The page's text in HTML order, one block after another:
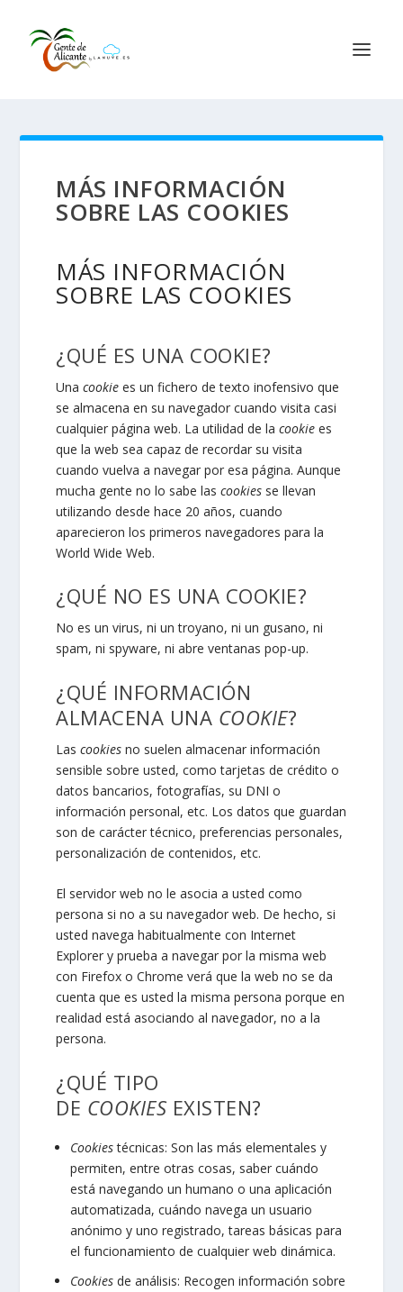
MÁS INFORMACIÓN
SOBRE LAS COOKIES
MÁS INFORMACIÓN
SOBRE LAS COOKIES
¿QUÉ ES UNA COOKIE?
Unacookie es un fichero de textoinofensivo que
se almacena en su navegador cuando visita casi
cualquier página web. La utilidad de lacookie es
que la web sea capaz de recordar su visita
cuando vuelva a navegar por esa página. Aunque
mucha gente no lo sabe lascookies se llevan
utilizando desde hace 20 años, cuando
aparecieron los primeros navegadores para la
World Wide Web.
¿QUÉ NO ES UNA COOKIE?
No es un virus, ni un troyano, ni un gusano, ni
spam, ni spyware, ni abre ventanas pop-up.
¿QUÉ INFORMACIÓN
ALMACENA UNA COOKIE?
Lascookies no suelen almacenar información
sensible sobre usted, como tarjetas de crédito o
datos bancarios, fotografías, su DNI o
información personal, etc. Los datos que guardan
son de carácter técnico, preferencias personales,
personalización de contenidos, etc.
El servidor web no le asocia a usted como
persona si no a su navegador web. De hecho, si
usted navega habitualmente con Internet
Explorer y prueba a navegar por la misma web
con Firefox o Chrome verá que la web no se da
cuenta que es usted la misma persona porque en
realidad está asociando al navegador, no a la
persona.
¿QUÉ TIPO
DE COOKIES EXISTEN?
Cookiestécnicas: Son las más elementales y
permiten, entre otras cosas, saber cuándo
está navegando un humano o una aplicación
automatizada, cuándo navega un usuario
anónimo y uno registrado, tareas básicas para
el funcionamiento de cualquier web dinámica.
Cookies de análisis: Recogen información sobre